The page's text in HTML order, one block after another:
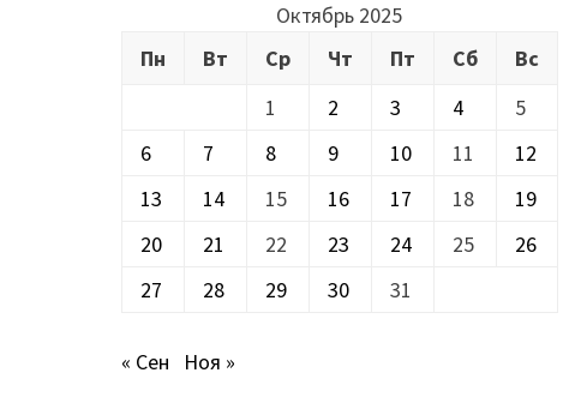
Октябрь 2025
Пн
Вт Ср Чт Пт Сб
Вс
1
2 3 4
5
6
7 8 9 10 11
12
13
14 15 16 17 18
19
20
21 22 23 24 25
26
27
28 29 30 31
« Сен Ноя »